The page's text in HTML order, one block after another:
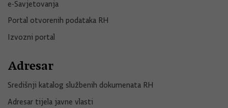
e-Savjetovanja
Portal otvorenih podataka RH
Izvozni portal
Adresar
Središnji katalog službenih dokumenata RH
Adresar tijela javne vlasti